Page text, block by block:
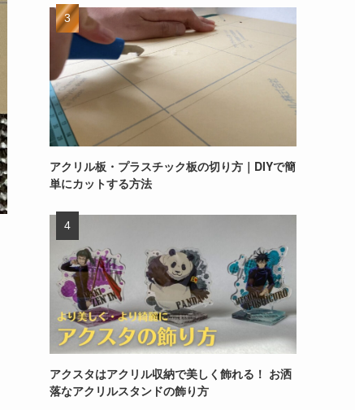
アクリル板・プラスチック板の切り方｜DIYで簡
単にカットする方法
アクスタはアクリル収納で美しく飾れる！ お洒
落なアクリルスタンドの飾り方